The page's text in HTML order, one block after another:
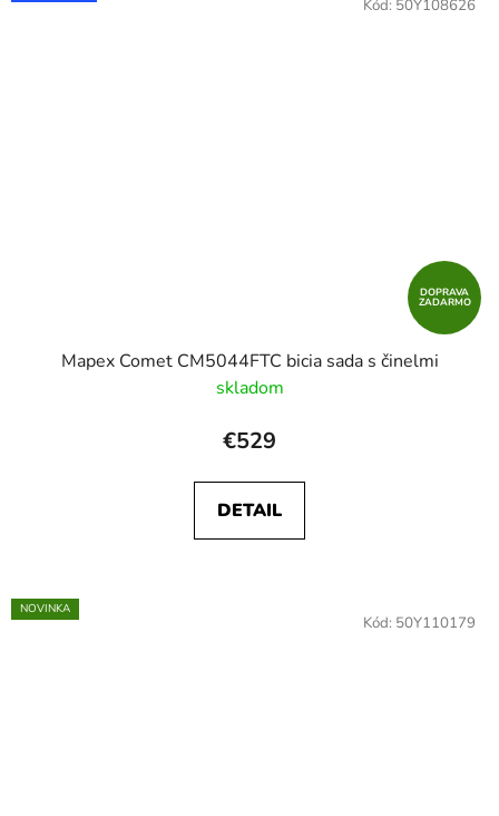
DOPRAVA
ZADARMO
Mapex Comet CM5044FTC bicia sada s činelmi
skladom
€529
DETAIL
Kód: 50Y108626
NOVINKA
Kód: 50Y110179